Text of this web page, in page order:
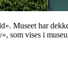
Museet har
som vises i